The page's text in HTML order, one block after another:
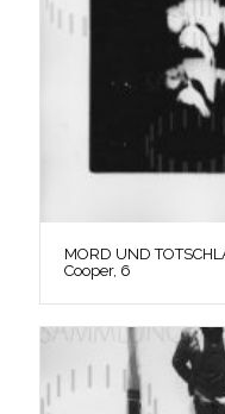
MORD UND
Cooper, 6